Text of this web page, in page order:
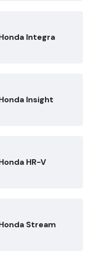
Integra
Insight
HR-V
Stream